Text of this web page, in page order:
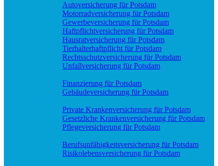
Autoversicherung für Potsdam
Motorradversicherung für Potsdam
Gewerbeversicherung für Potsdam
Haftpflichtversicherung für Potsdam
Hausratversicherung für Potsdam
Tierhalterhaftpflicht für Potsdam
Rechtsschutzversicherung für Potsdam
Unfallversicherung für Potsdam
Finanzierung für Potsdam
Gebäudeversicherung für Potsdam
Private Krankenversicherung für Potsdam
Gesetzliche Krankenversicherung für Potsdam
Pflegeversicherung für Potsdam
Berufs­unfähigkeitsversicherung für Potsdam
Risikolebensversicherung für Potsdam